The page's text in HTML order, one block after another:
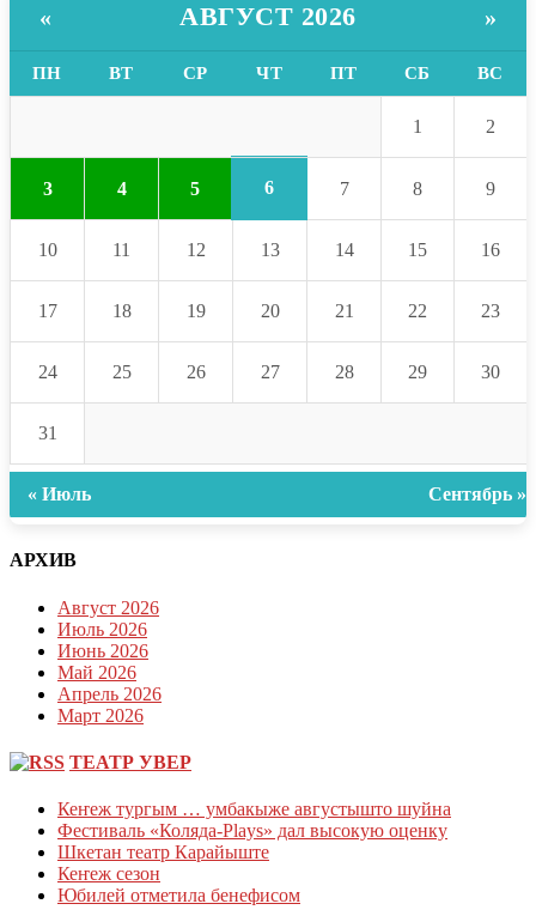
« АВГУСТ 2026 »
ПН ВТ СР ЧТ ПТ СБ ВС
1 2
3 4 5 6 7 8 9
10 11 12 13 14 15 16
17 18 19 20 21 22 23
24 25 26 27 28 29 30
31
« Июль Сентябрь »
АРХИВ
Август 2026
Июль 2026
Июнь 2026
Май 2026
Апрель 2026
Март 2026
ТЕАТР УВЕР
Кеҥеж тургым … умбакыже августышто шуйна
Фестиваль «Коляда-Plays» дал высокую оценку
Шкетан театр Карайыште
Кеҥеж сезон
Юбилей отметила бенефисом